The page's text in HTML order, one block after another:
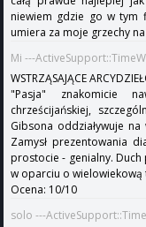
niewiem gdzie go w tym
umiera za moje grzechy
Mi ---
WSTRZĄSAJĄCE
"Pasja" znakomicie
chrześcijańskiej,
Gibsona oddziaływuje
Zamysł prezentowania
prostocie - genialny.
w oparciu o wielowiekową
Ocena: 10/10
solo ---